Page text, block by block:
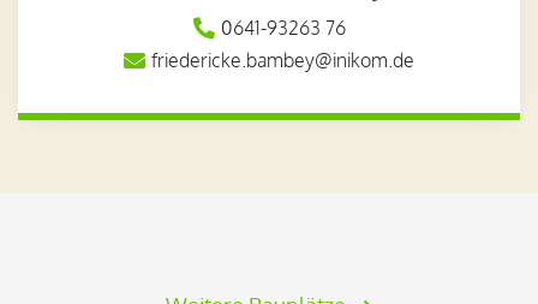
 0641-93263 76
 friedericke.bambey@inikom.de